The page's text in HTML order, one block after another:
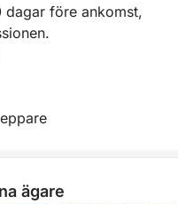
före ankomst,
ägare